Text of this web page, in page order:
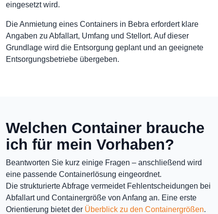
eingesetzt wird.
Die Anmietung eines Containers in Bebra erfordert klare
Angaben zu Abfallart, Umfang und Stellort. Auf dieser
Grundlage wird die Entsorgung geplant und an geeignete
Entsorgungsbetriebe übergeben.
Welchen Container brauche
ich für mein Vorhaben?
Beantworten Sie kurz einige Fragen – anschließend wird
eine passende Containerlösung eingeordnet.
Die strukturierte Abfrage vermeidet Fehlentscheidungen bei
Abfallart und Containergröße von Anfang an. Eine erste
Orientierung bietet der Überblick zu den Containergrößen.